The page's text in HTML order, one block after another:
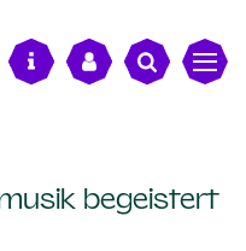
begeistert